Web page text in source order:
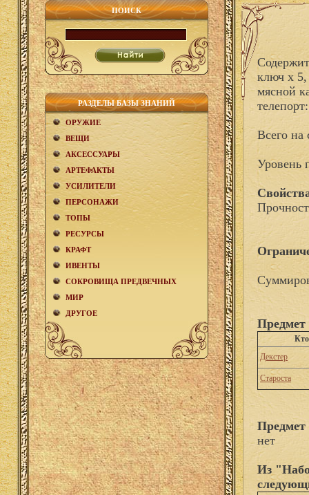
ПОИСК
РАЗДЕЛЫ БАЗЫ ЗНАНИЙ
ОРУЖИЕ
ВЕЩИ
АКCЕСCУАРЫ
АРТЕФАКТЫ
УСИЛИТЕЛИ
ПЕРСОНАЖИ
ТОПЫ
РЕСУРСЫ
КРАФТ
ИВЕНТЫ
СОКРОВИЩА ПРЕДВЕЧНЫХ
МИР
ДРУГОЕ
ключ х 5,
мясной
Всего на
Уровень
Предмет
Декстер
Староста
нет
Из